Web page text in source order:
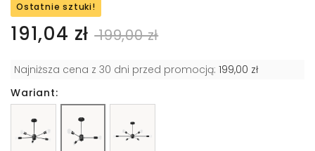
Ostatnie sztuki!
191,04 zł 199,00 zł
Najniższa cena z 30 dni przed promocją: 199,00 zł
Wariant: